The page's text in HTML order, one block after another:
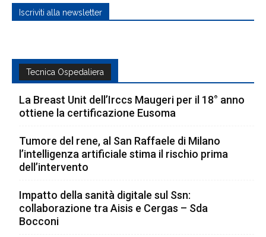
Iscriviti alla newsletter
Tecnica Ospedaliera
La Breast Unit dell’Irccs Maugeri per il 18° anno
ottiene la certificazione Eusoma
Tumore del rene, al San Raffaele di Milano
l’intelligenza artificiale stima il rischio prima
dell’intervento
Impatto della sanità digitale sul Ssn:
collaborazione tra Aisis e Cergas – Sda
Bocconi